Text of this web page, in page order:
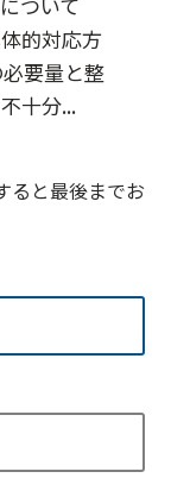
的対応方
要量と整
十分...
ると最後までお